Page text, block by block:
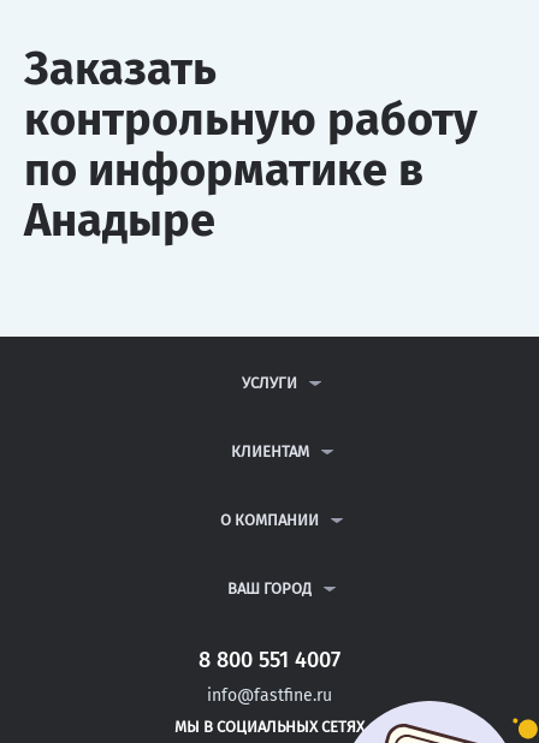
Заказать
контрольную работу
по информатике в
Анадыре
УСЛУГИ
ДИПЛОМНЫЕ РАБОТЫ
РЕФЕРАТЫ
КЛИЕНТАМ
ВОПРОСЫ И ОТВЕТЫ
ПОЛИТИКА КОНФИДЕНЦИАЛЬНОСТИ
О КОМПАНИИ
КОНТАКТЫ
ВАШ ГОРОД
САНКТ-ПЕТЕРБУРГ
ГОРЯЧИЙ КЛЮЧ
ТРЕХГОРНЫЙ
8 800 551 4007
info@fastfine.ru
МЫ В СОЦИАЛЬНЫХ СЕТЯХ